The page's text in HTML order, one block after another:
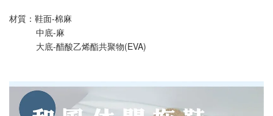
材質：鞋面-棉麻
中底-麻
大底-醋酸乙烯酯共聚物(EVA)